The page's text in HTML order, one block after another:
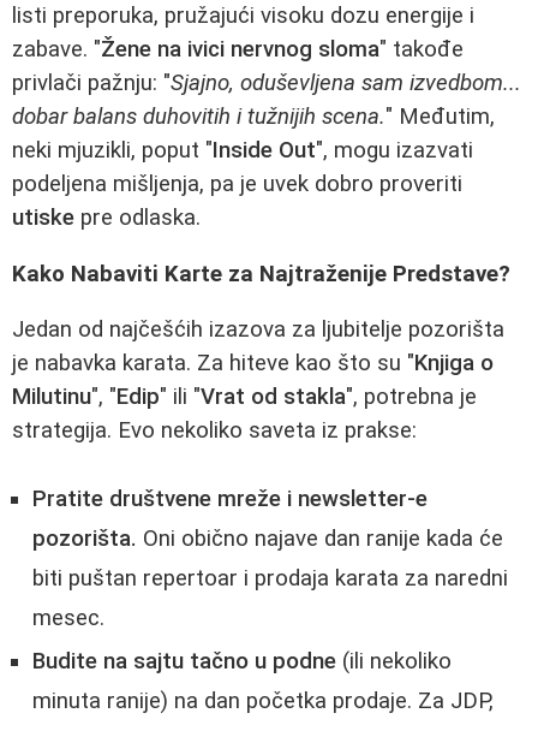
listi preporuka, pružajući visoku dozu energije i
zabave. "Žene na ivici nervnog sloma" takođe
privlači pažnju: "Sjajno, oduševljena sam izvedbom...
dobar balans duhovitih i tužnijih scena." Međutim,
neki mjuzikli, poput "Inside Out", mogu izazvati
podeljena mišljenja, pa je uvek dobro proveriti
utiske pre odlaska.
Kako Nabaviti Karte za Najtraženije Predstave?
Jedan od najčešćih izazova za ljubitelje pozorišta
je nabavka karata. Za hiteve kao što su "Knjiga o
Milutinu", "Edip" ili "Vrat od stakla", potrebna je
strategija. Evo nekoliko saveta iz prakse:
Pratite društvene mreže i newsletter-e
pozorišta. Oni obično najave dan ranije kada će
biti puštan repertoar i prodaja karata za naredni
mesec.
Budite na sajtu tačno u podne (ili nekoliko
minuta ranije) na dan početka prodaje. Za JDP,